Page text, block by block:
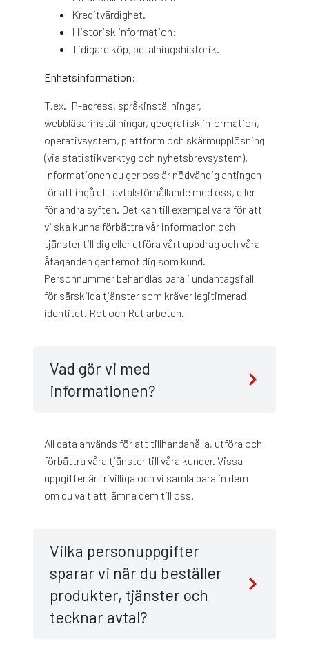
Kreditvärdighet.
Historisk information:
Tidigare köp, betalningshistorik.
Enhetsinformation:
T.ex. IP-adress, språkinställningar,
webbläsarinställningar, geografisk information,
operativsystem, plattform och skärmupplösning
(via statistikverktyg och nyhetsbrevsystem).
Informationen du ger oss är nödvändig antingen
för att ingå ett avtalsförhållande med oss, eller
för andra syften. Det kan till exempel vara för att
vi ska kunna förbättra vår information och
tjänster till dig eller utföra vårt uppdrag och våra
åtaganden gentemot dig som kund.
Personnummer behandlas bara i undantagsfall
för särskilda tjänster som kräver legitimerad
identitet. Rot och Rut arbeten.
Vad gör vi med
informationen?
All data används för att tillhandahålla, utföra och
förbättra våra tjänster till våra kunder. Vissa
uppgifter är frivilliga och vi samla bara in dem
om du valt att lämna dem till oss.
Vilka personuppgifter
sparar vi när du beställer
produkter, tjänster och
tecknar avtal?